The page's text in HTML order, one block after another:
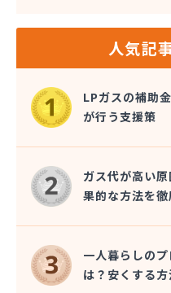
関彰商事株式会社 真
岩谷産業株式会社 宇
鬼怒川プロパン
吉澤保全株式会社倉庫
橋本産業株式会社
近嵐商事有限会社
金子商事有限会社
桑原商店
郡司燃料店
慶野燃料店
戸恒燃料店
戸村商店
五味田商店
江連燃料株式会社
人気記
LPガスの補助
が行う支援策
ガス代が高い
果的な方法を徹
一人暮らしの
は？安くする